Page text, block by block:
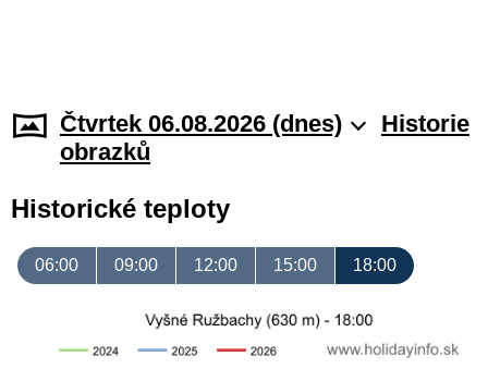
Čtvrtek 06.08.2026 (dnes)
Historie
obrazků
Historické teploty
06:00 09:00 12:00 15:00 18:00